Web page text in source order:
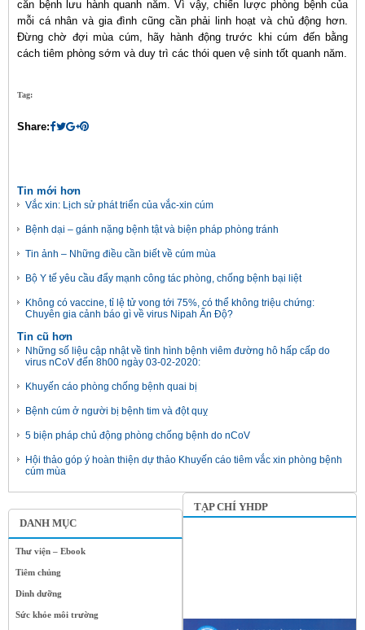
DANH MỤC
Thư viện – Ebook
Tiêm chủng
Dinh dưỡng
Sức khỏe môi trường
căn bệnh lưu hành quanh năm. Vì vậy, chiến lược phòng bệnh của
mỗi cá nhân và gia đình cũng cần phải linh hoạt và chủ động hơn.
Đừng chờ đợi mùa cúm, hãy hành động trước khi cúm đến bằng
cách tiêm phòng sớm và duy trì các thói quen vệ sinh tốt quanh năm.
Tag:
Share:
Tin mới hơn
Vắc xin: Lịch sử phát triển của vắc-xin cúm
Bệnh dại – gánh nặng bệnh tật và biện pháp phòng tránh
Tin ảnh – Những điều cần biết về cúm mùa
Bộ Y tế yêu cầu đẩy mạnh công tác phòng, chống bệnh bại liệt
Không có vaccine, tỉ lệ tử vong tới 75%, có thể không triệu chứng:
Chuyên gia cảnh báo gì về virus Nipah Ấn Độ?
Tin cũ hơn
Những số liệu cập nhật về tình hình bệnh viêm đường hô hấp cấp do
virus nCoV đến 8h00 ngày 03-02-2020:
Khuyến cáo phòng chống bệnh quai bị
Bệnh cúm ở người bị bệnh tim và đột quỵ
5 biện pháp chủ động phòng chống bệnh do nCoV
Hội thảo góp ý hoàn thiện dự thảo Khuyến cáo tiêm vắc xin phòng bệnh
cúm mùa
TẠP CHÍ YHDP